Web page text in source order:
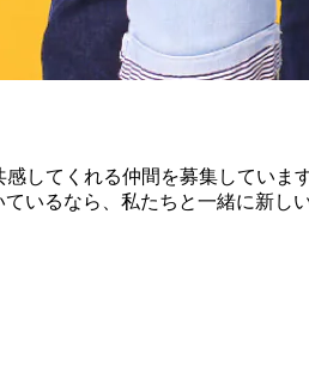
してくれる仲間を募集していま
いるなら、私たちと一緒に新し